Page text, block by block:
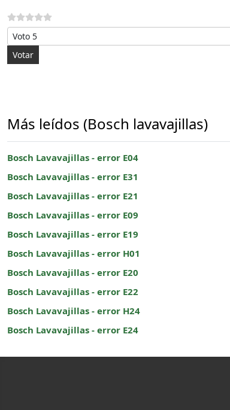
Por favor, vote
Más leídos (Bosch lavavajillas)
Bosch Lavavajillas - error E04
Bosch Lavavajillas - error E31
Bosch Lavavajillas - error E21
Bosch Lavavajillas - error E09
Bosch Lavavajillas - error E19
Bosch Lavavajillas - error H01
Bosch Lavavajillas - error E20
Bosch Lavavajillas - error E22
Bosch Lavavajillas - error H24
Bosch Lavavajillas - error E24